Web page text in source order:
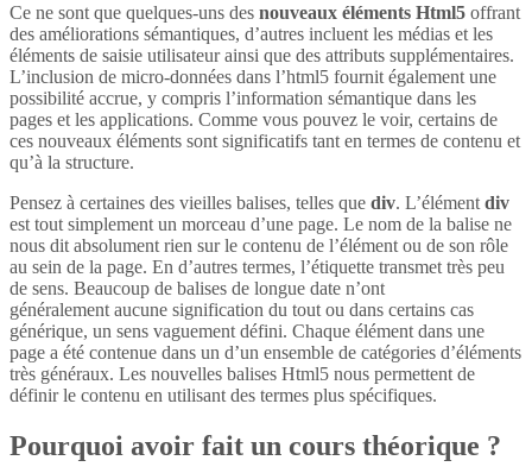
Ce ne sont que quelques-uns des nouveaux éléments Html5 offrant
des améliorations sémantiques, d’autres incluent les médias et les
éléments de saisie utilisateur ainsi que des attributs supplémentaires.
L’inclusion de micro-données dans l’html5 fournit également une
possibilité accrue, y compris l’information sémantique dans les
pages et les applications. Comme vous pouvez le voir, certains de
ces nouveaux éléments sont significatifs tant en termes de contenu et
qu’à la structure.
Pensez à certaines des vieilles balises, telles que div. L’élément div
est tout simplement un morceau d’une page. Le nom de la balise ne
nous dit absolument rien sur le contenu de l’élément ou de son rôle
au sein de la page. En d’autres termes, l’étiquette transmet très peu
de sens. Beaucoup de balises de longue date n’ont
généralement aucune signification du tout ou dans certains cas
générique, un sens vaguement défini. Chaque élément dans une
page a été contenue dans un d’un ensemble de catégories d’éléments
très généraux. Les nouvelles balises Html5 nous permettent de
définir le contenu en utilisant des termes plus spécifiques.
Pourquoi avoir fait un cours théorique ?